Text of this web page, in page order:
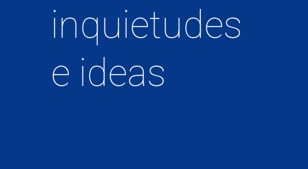
inquietudes
e ideas